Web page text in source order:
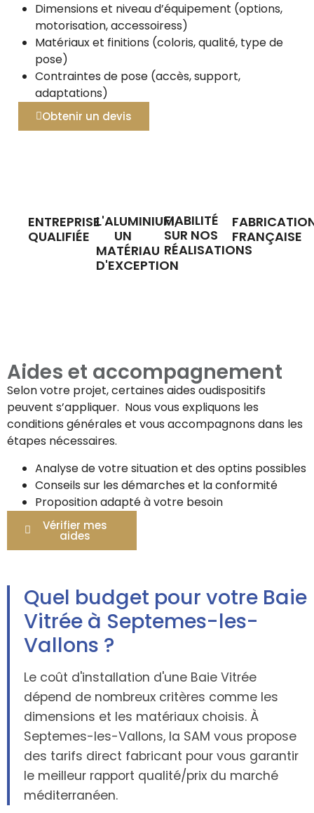
Dimensions et niveau d’équipement (options,
motorisation, accessoiress)
Matériaux et finitions (coloris, qualité, type de
pose)
Contraintes de pose (accès, support,
adaptations)
Obtenir un devis
ENTREPRISE
QUALIFIÉE
L'ALUMINIUM,
UN
MATÉRIAU
D'EXCEPTION
FIABILITÉ
SUR NOS
RÉALISATIONS
FRANÇAISE
Aides et accompagnement
Selon votre projet, certaines aides oudispositifs
peuvent s’appliquer. Nous vous expliquons les
conditions générales et vous accompagnons dans les
étapes nécessaires.
Analyse de votre situation et des optins possibles
Conseils sur les démarches et la conformité
Proposition adapté à votre besoin
Vérifier mes
aides
Quel budget pour votre Baie
Vitrée à Septemes-les-
Vallons ?
Le coût d'installation d'une Baie Vitrée
dépend de nombreux critères comme les
dimensions et les matériaux choisis. À
Septemes-les-Vallons, la SAM vous propose
des tarifs direct fabricant pour vous garantir
le meilleur rapport qualité/prix du marché
méditerranéen.